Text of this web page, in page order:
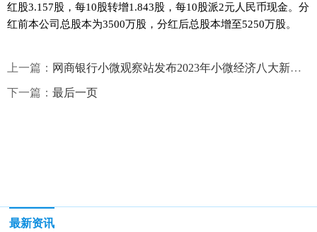
红股3.157股，每10股转增1.843股，每10股派2元人民币现金。分
红前本公司总股本为3500万股，分红后总股本增至5250万股。
上一篇： 网商银行小微观察站发布2023年小微经济八大新亮点-环球观察
下一篇： 最后一页
最新资讯